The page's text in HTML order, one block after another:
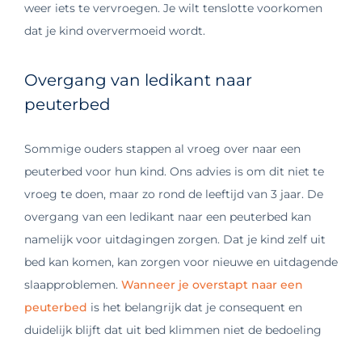
weer iets te vervroegen. Je wilt tenslotte voorkomen
dat je kind oververmoeid wordt.
Overgang van ledikant naar
peuterbed
Sommige ouders stappen al vroeg over naar een
peuterbed voor hun kind. Ons advies is om dit niet te
vroeg te doen, maar zo rond de leeftijd van 3 jaar. De
overgang van een ledikant naar een peuterbed kan
namelijk voor uitdagingen zorgen. Dat je kind zelf uit
bed kan komen, kan zorgen voor nieuwe en uitdagende
slaapproblemen. Wanneer je overstapt naar een
peuterbed is het belangrijk dat je consequent en
duidelijk blijft dat uit bed klimmen niet de bedoeling